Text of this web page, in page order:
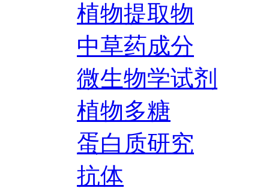
植物提取物
中草药成分
微生物学试剂
植物多糖
蛋白质研究
抗体